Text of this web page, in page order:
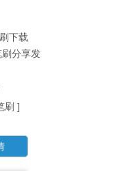
下载
分享发
刷 ]